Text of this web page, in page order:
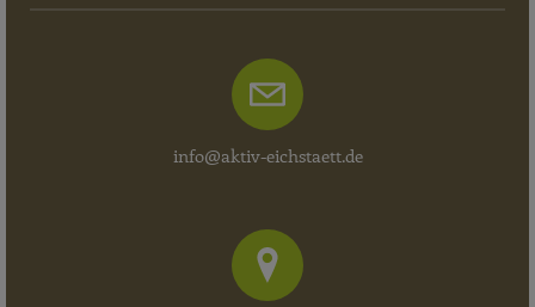
info@aktiv-eichstaett.de